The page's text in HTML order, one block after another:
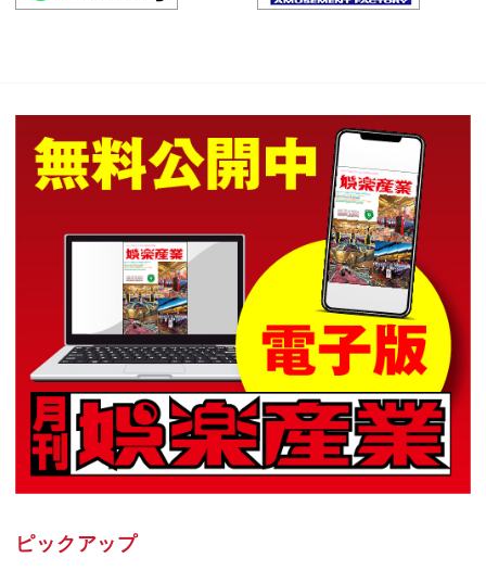
ピックアップ